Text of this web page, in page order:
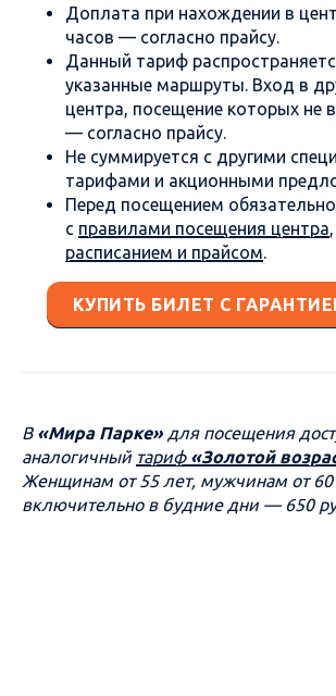
Доплата при нахождении в
часов — согласно прайсу.
Данный тариф
указанные маршруты. Вход в
центра, посещение которых не
— согласно прайсу.
Не суммируется с другими
тарифами и акционными
Перед посещением
с правилами посещения центра
расписанием и прайсом.
КУПИТЬ БИЛЕТ С
В«Мира Парке»для посещения
аналогичный тариф «Золотой
Женщинам от 55 лет, мужчинам от 60
включительно в будние дни — 650